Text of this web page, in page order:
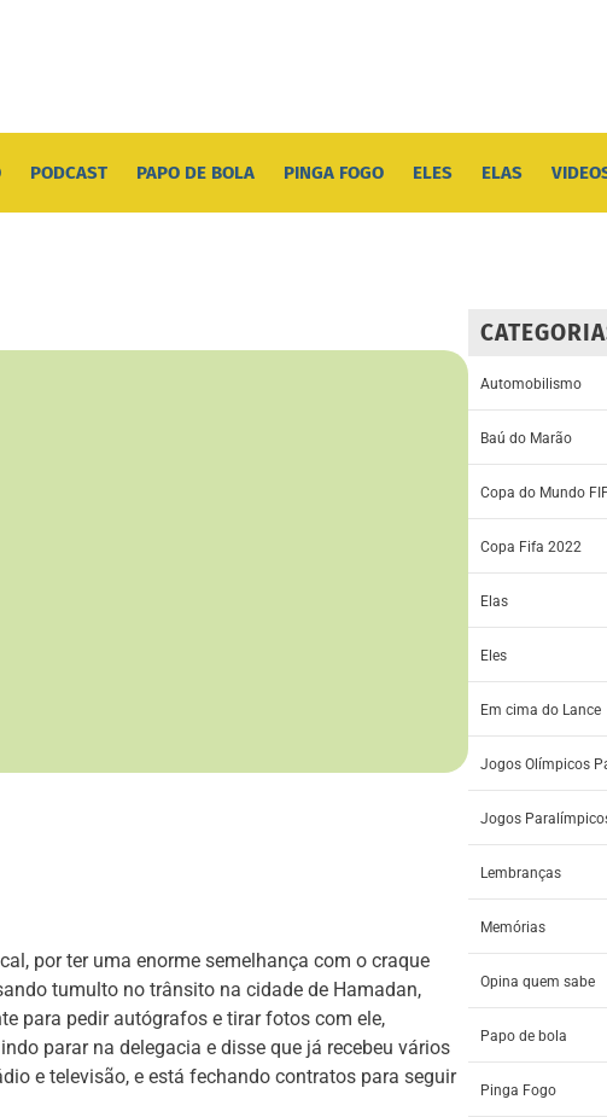
PODCAST PAPO DE BOLA PINGA FOGO ELES ELAS
por ter uma enorme semelhança com o craque
tumulto no trânsito na cidade de Hamadan,
para pedir autógrafos e tirar fotos com ele,
parar na delegacia e disse que já recebeu vários
e televisão, e está fechando contratos para seguir
Automobilismo
Baú do Marão
Copa do Mundo
Copa Fifa 2022
Elas
Eles
Em cima do Lance
Jogos Olímpicos
Jogos
Lembranças
Memórias
Opina quem sabe
Papo de bola
Pinga Fogo